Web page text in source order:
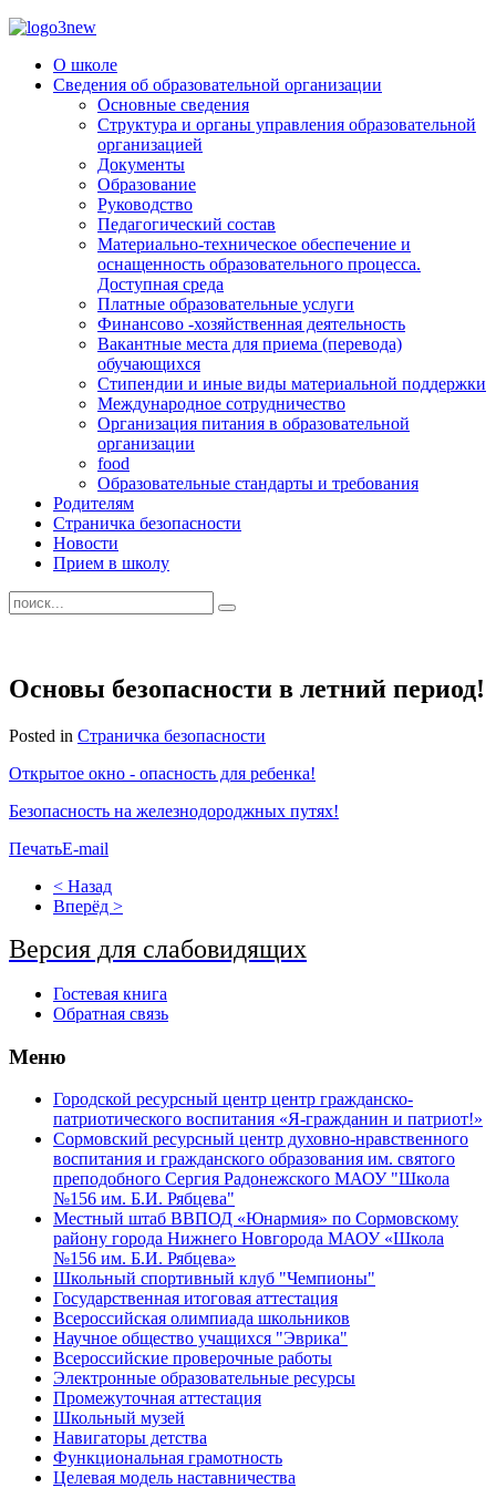
О школе
Сведения об образовательной организации
Основные сведения
Структура и органы управления образовательной
организацией
Документы
Образование
Руководство
Педагогический состав
Материально-техническое обеспечение и
оснащенность образовательного процесса.
Доступная среда
Платные образовательные услуги
Финансово -хозяйственная деятельность
Вакантные места для приема (перевода)
обучающихся
Стипендии и иные виды материальной поддержки
Международное сотрудничество
Организация питания в образовательной
организации
food
Образовательные стандарты и требования
Родителям
Страничка безопасности
Новости
Прием в школу
Основы безопасности в летний период!
Posted in Страничка безопасности
Открытое окно - опасность для ребенка!
Безопасность на железнодороджных путях!
ПечатьE-mail
< Назад
Вперёд >
Версия для слабовидящих
Гостевая книга
Обратная связь
Меню
Городской ресурсный центр центр гражданско-
патриотического воспитания «Я-гражданин и патриот!»
Сормовский ресурсный центр духовно-нравственного
воспитания и гражданского образования им. святого
преподобного Сергия Радонежского МАОУ "Школа
№156 им. Б.И. Рябцева"
Местный штаб ВВПОД «Юнармия» по Сормовскому
району города Нижнего Новгорода МАОУ «Школа
№156 им. Б.И. Рябцева»
Школьный спортивный клуб "Чемпионы"
Государственная итоговая аттестация
Всероссийская олимпиада школьников
Научное общество учащихся "Эврика"
Всероссийские проверочные работы
Электронные образовательные ресурсы
Промежуточная аттестация
Школьный музей
Навигаторы детства
Функциональная грамотность
Целевая модель наставничества